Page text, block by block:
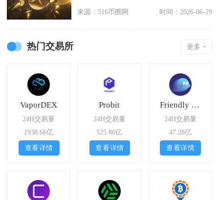
来源：516币圈网 时间：2026-06-29
热门交易所 更多 +
VaporDEX
24H交易量
1938.66亿
查看详情
Probit
24H交易量
525.86亿
查看详情
Friendly Market
24H交易量
47.28亿
查看详情